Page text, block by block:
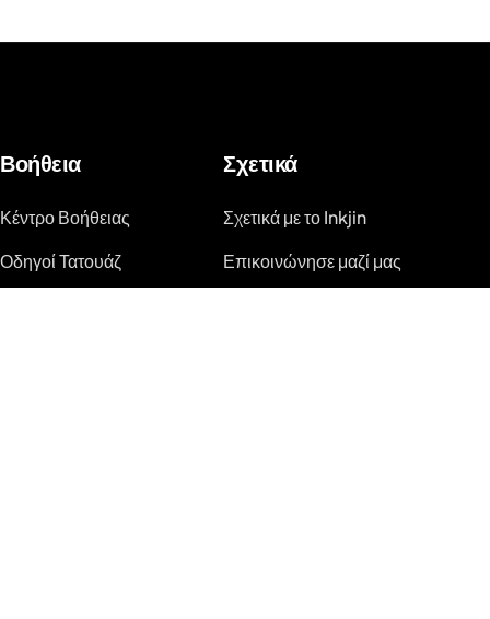
Βοήθεια
Κέντρο Βοήθειας
Οδηγοί Τατουάζ
Σχετικά
Σχετικά με το Inkjin
Επικοινώνησε μαζί μας